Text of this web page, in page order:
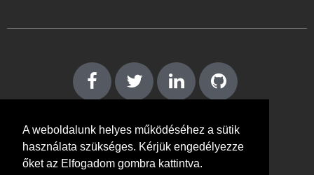
A weboldalunk helyes működéséhez a sütik
használata szükséges. Kérjük engedélyezze
őket az Elfogadom gombra kattintva.
Kapcsolat